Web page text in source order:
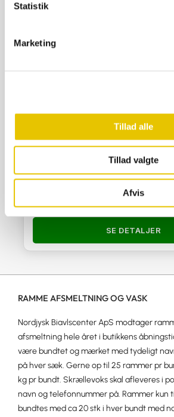
Statistik
Marketing
Tillad alle
Tillad valgte
Afvis
På lager
SE DETALJER
RAMME AFSMELTNING OG VASK
Nordjysk Biavlscenter ApS modtager
afsmeltning hele året i butikkens
være bundtet og mærket med tydeligt
på hver sæk. Gerne op til 25 rammer pr
kg pr bundt. Skrællevoks skal afleveres i
navn og telefonnummer på. Rammer kun
bundtes med ca 20 stk i hver bundt med